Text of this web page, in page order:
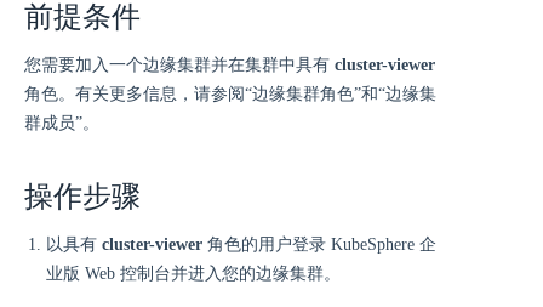
前提条件
您需要加入一个边缘集群并在集群中具有 cluster-viewer
角色。有关更多信息，请参阅“边缘集群角色”和“边缘集
群成员”。
操作步骤
以具有 cluster-viewer 角色的用户登录 KubeSphere 企
业版 Web 控制台并进入您的边缘集群。